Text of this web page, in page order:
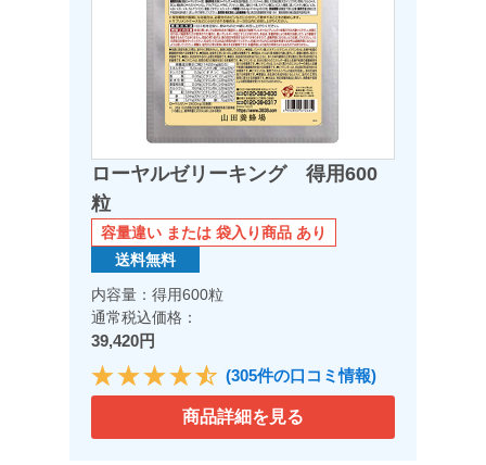
ローヤルゼリーキング 得用600
粒
容量違い または 袋入り商品 あり
送料無料
内容量：得用600粒
通常税込価格：
39,420円
(305件の口コミ情報)
商品詳細を見る